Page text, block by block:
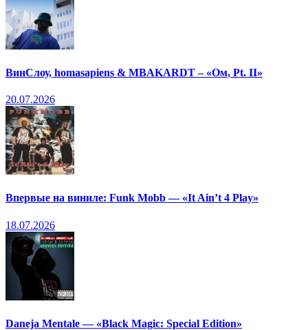
ВинСлоу, homasapiens & MBAKARDT – «Ом, Pt. II»
20.07.2026
Впервые на виниле: Funk Mobb — «It Ain’t 4 Play»
18.07.2026
Daneja Mentale — «Black Magic: Special Edition»